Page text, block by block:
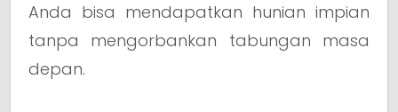
Anda bisa mendapatkan hunian impian
tanpa mengorbankan tabungan masa
depan.